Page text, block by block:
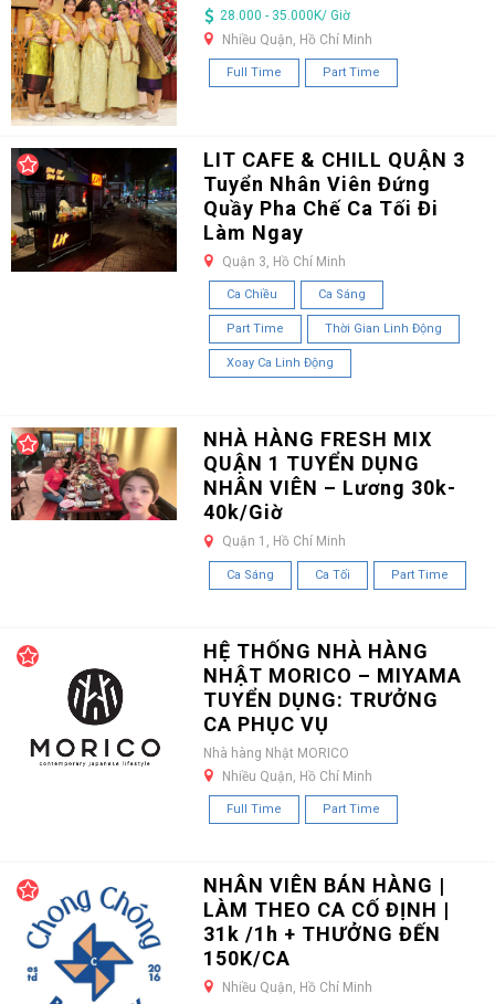
28.000 - 35.000K/ Giờ
Nhiều Quận, Hồ Chí Minh
Full Time Part Time
LIT CAFE & CHILL QUẬN 3
Tuyển Nhân Viên Đứng
Quầy Pha Chế Ca Tối Đi
Làm Ngay
Quận 3, Hồ Chí Minh
Ca Chiều Ca Sáng
Part Time Thời Gian Linh Động
Xoay Ca Linh Động
NHÀ HÀNG FRESH MIX
QUẬN 1 TUYỂN DỤNG
NHÂN VIÊN – Lương 30k-
40k/Giờ
Quận 1, Hồ Chí Minh
Ca Sáng Ca Tối Part Time
HỆ THỐNG NHÀ HÀNG
NHẬT MORICO – MIYAMA
TUYỂN DỤNG: TRƯỞNG
CA PHỤC VỤ
Nhà hàng Nhật MORICO
Nhiều Quận, Hồ Chí Minh
Full Time Part Time
NHÂN VIÊN BÁN HÀNG |
LÀM THEO CA CỐ ĐỊNH |
31k /1h + THƯỞNG ĐẾN
150K/CA
Nhiều Quận, Hồ Chí Minh